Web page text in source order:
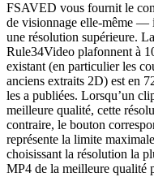
FSAVED vous fournit le
de visionnage elle-même —
une résolution supérieure.
Rule34Video plafonnent à
existant (en particulier les
anciens extraits 2D) est en
les a publiées. Lorsqu’un
meilleure qualité, cette
contraire, le bouton
représente la limite
choisissant la résolution la
MP4 de la meilleure qualité